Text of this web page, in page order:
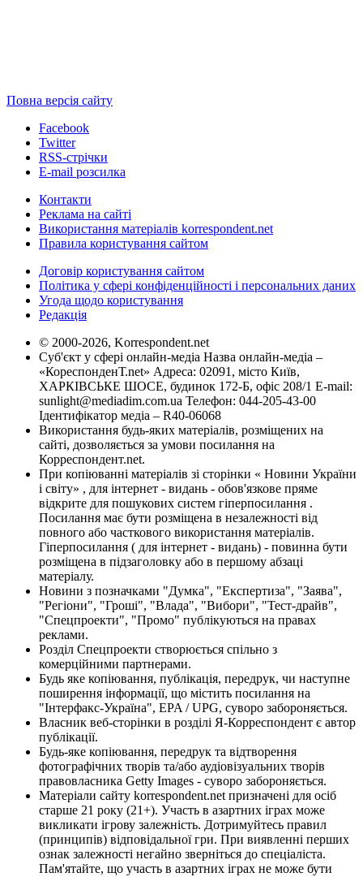
Повна версія сайту
Facebook
Twitter
RSS-стрічки
E-mail розсилка
Контакти
Реклама на сайті
Використання матеріалів korrespondent.net
Правила користування сайтом
Договір користування сайтом
Політика у сфері конфіденційності і персональних даних
Угода щодо користування
Редакція
© 2000-2026, Korrespondent.net
Суб'єкт у сфері онлайн-медіа Назва онлайн-медіа –
«КореспонденТ.net» Адреса: 02091, місто Київ,
ХАРКІВСЬКЕ ШОСЕ, будинок 172-Б, офіс 208/1 E-mail:
sunlight@mediadim.com.ua Телефон: 044-205-43-00
Ідентифікатор медіа – R40-06068
Використання будь-яких матеріалів, розміщених на
сайті, дозволяється за умови посилання на
Корреспондент.net.
При копіюванні матеріалів зі сторінки « Новини України
і світу» , для інтернет - видань - обов'язкове пряме
відкрите для пошукових систем гіперпосилання .
Посилання має бути розміщена в незалежності від
повного або часткового використання матеріалів.
Гіперпосилання ( для інтернет - видань) - повинна бути
розміщена в підзаголовку або в першому абзаці
матеріалу.
Новини з позначками "Думка", "Експертиза", "Заява",
"Регіони", "Гроші", "Влада", "Вибори", "Тест-драйв",
"Спецпроекти", "Промо" публікуються на правах
реклами.
Розділ Спецпроекти створюється спільно з
комерційними партнерами.
Будь яке копіювання, публікація, передрук, чи наступне
поширення інформації, що містить посилання на
"Інтерфакс-Україна", EPA / UPG, суворо забороняється.
Власник веб-сторінки в розділі Я-Корреспондент є автор
публікації.
Будь-яке копіювання, передрук та відтворення
фотографічних творів та/або аудіовізуальних творів
правовласника Getty Images - суворо забороняється.
Матеріали сайту korrespondent.net призначені для осіб
старше 21 року (21+). Участь в азартних іграх може
викликати ігрову залежність. Дотримуйтесь правил
(принципів) відповідальної гри. При виявленні перших
ознак залежності негайно зверніться до спеціаліста.
Пам'ятайте, що участь в азартних іграх не може бути